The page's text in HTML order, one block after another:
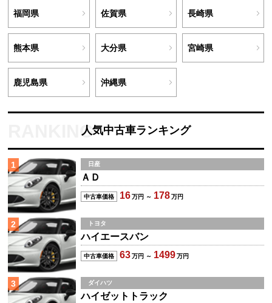
福岡県 佐賀県 長崎県
熊本県 大分県 宮崎県
鹿児島県 沖縄県
人気中古車ランキング
1 日産
ＡＤ
中古車価格 16万円 ～ 178万円
2 トヨタ
ハイエースバン
中古車価格 63万円 ～ 1499万円
3 ダイハツ
ハイゼットトラック